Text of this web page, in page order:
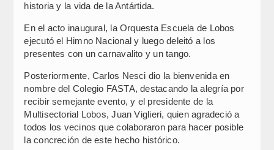
historia y la vida de la Antártida.
En el acto inaugural, la Orquesta Escuela de Lobos
ejecutó el Himno Nacional y luego deleitó a los
presentes con un carnavalito y un tango.
Posteriormente, Carlos Nesci dio la bienvenida en
nombre del Colegio FASTA, destacando la alegría por
recibir semejante evento, y el presidente de la
Multisectorial Lobos, Juan Viglieri, quien agradeció a
todos los vecinos que colaboraron para hacer posible
la concreción de este hecho histórico.